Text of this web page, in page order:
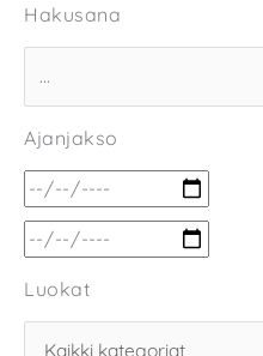
Hakusana
Ajanjakso
Luokat